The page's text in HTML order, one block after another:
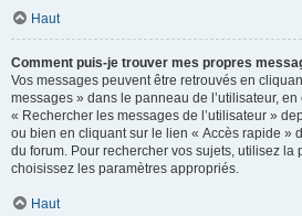
Haut
Comment puis-je trouver mes propres
Vos messages peuvent être retrouvés en
messages » dans le panneau de l’utilisateur,
« Rechercher les messages de l’utilisateur »
ou bien en cliquant sur le lien « Accès rapide »
du forum. Pour rechercher vos sujets, utilisez la
choisissez les paramètres appropriés.
Haut